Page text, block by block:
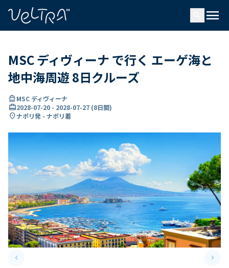
menu
MSC ディヴィーナ で行く エーゲ海と
地中海周遊 8日クルーズ
directions_boatMSC ディヴィーナ
card_travel2028-07-20 - 2028-07-27 (8日間)
location_onナポリ発 - ナポリ着
keyboard_arrow_leftPrevious slide keyboard_arrow_right